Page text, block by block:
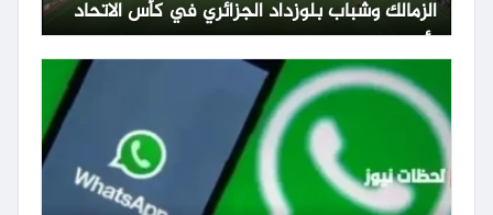
الزمالك وشباب بلوزداد الجزائري في كأس الاتحاد
الأفريقي